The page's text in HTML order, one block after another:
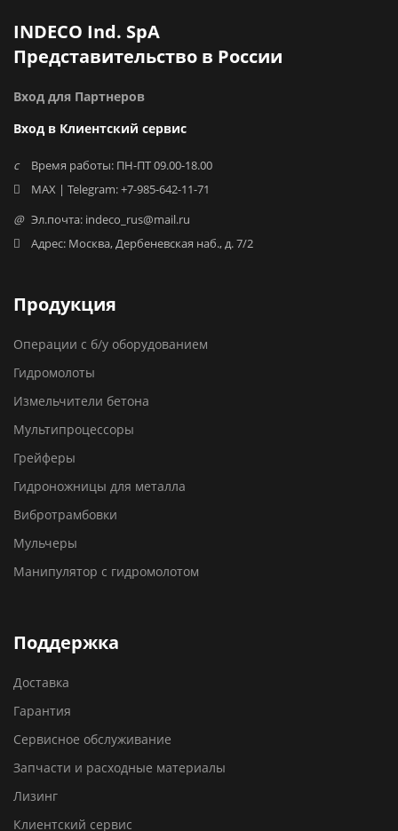
INDECO Ind. SpA
Представительство в России
Вход для Партнеров
Вход в Клиентский сервис
Время работы: ПН-ПТ 09.00-18.00
MAX | Telegram: +7-985-642-11-71
Эл.почта: indeco_rus@mail.ru
Адрес: Москва, Дербеневская наб., д. 7/2
Продукция
Операции с б/у оборудованием
Гидромолоты
Измельчители бетона
Мультипроцессоры
Грейферы
Гидроножницы для металла
Вибротрамбовки
Мульчеры
Манипулятор с гидромолотом
Поддержка
Доставка
Гарантия
Сервисное обслуживание
Запчасти и расходные материалы
Лизинг
Клиентский сервис